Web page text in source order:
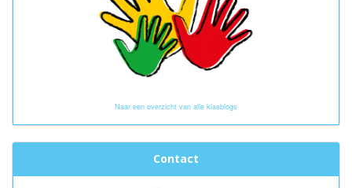
Naar een overzicht van alle klasblogs
Contact